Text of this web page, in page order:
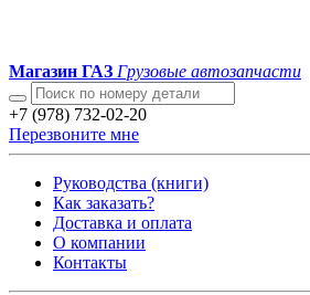
Магазин ГАЗ Грузовые автозапчасти
+7 (978) 732-02-20
Перезвоните мне
Руководства (книги)
Как заказать?
Доставка и оплата
О компании
Контакты